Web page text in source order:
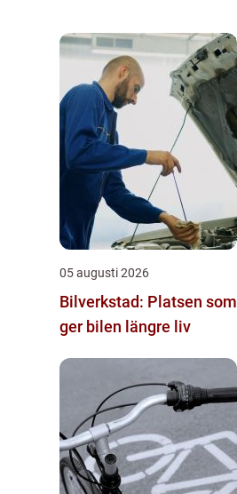
05 augusti 2026
Bilverkstad: Platsen som
ger bilen längre liv